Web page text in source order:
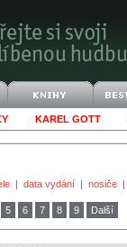
KAREL GOTT
| data vydání | nosiče |
5 6 7 8 9 Další